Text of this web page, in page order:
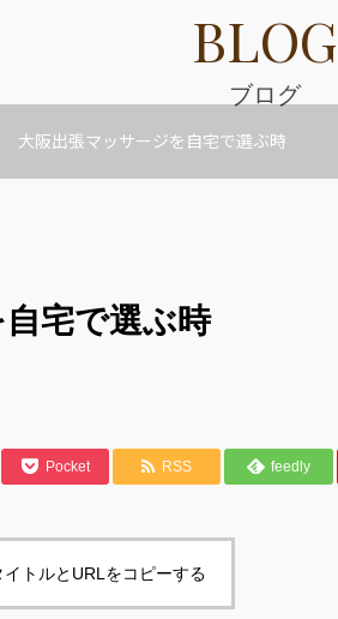
BLOG
ブログ
大阪出張マッサージを自宅で選ぶ時
宅で選ぶ時
Pocket RSS feedly
イトルとURLをコピーする